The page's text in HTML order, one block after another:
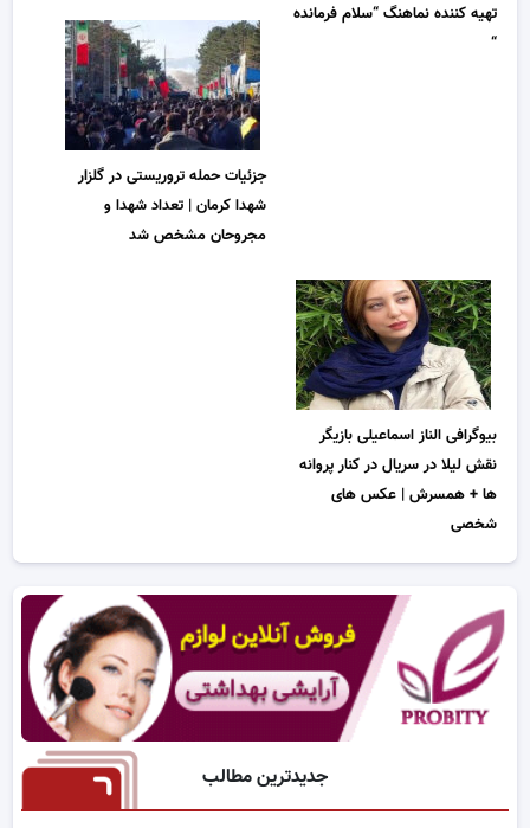
تهیه کننده نماهنگ “سلام فرمانده
“
جزئیات حمله تروریستی در گلزار
شهدا کرمان | تعداد شهدا و
مجروحان مشخص شد
بیوگرافی الناز اسماعیلی بازیگر
نقش لیلا در سریال در کنار پروانه
ها + همسرش | عکس های
شخصی
جدیدترین مطالب